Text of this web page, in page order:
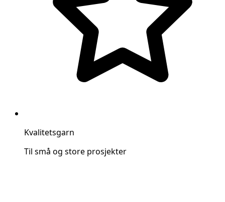
Kvalitetsgarn
Til små og store prosjekter